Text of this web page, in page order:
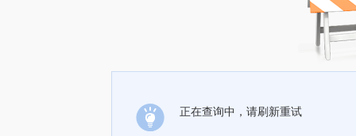
正在查询中，请刷新重试